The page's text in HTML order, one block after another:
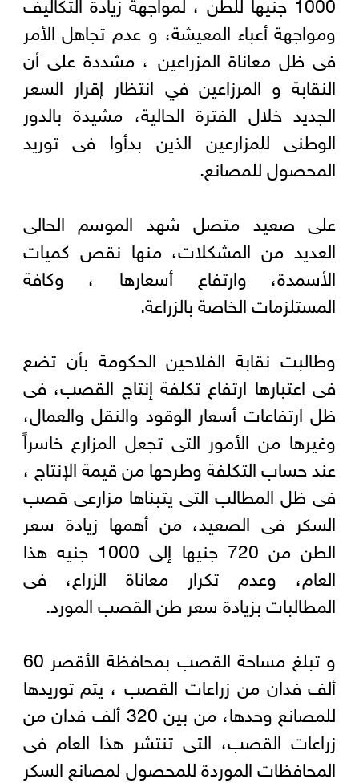
ومواجهة أعباء المعيشة، و عدم تجاهل الأمر
فى ظل معاناة المزراعين ، مشددة على أن
النقابة و المرزاعين في انتظار إقرار السعر
الجديد خلال الفترة الحالية، مشيدة بالدور
الوطنى للمزارعين الذين بدأوا فى توريد
المحصول للمصانع.
على صعيد متصل شهد الموسم الحالى
العديد من المشكلات، منها نقص كميات
الأسمدة، وارتفاع أسعارها ، وكافة
المستلزمات الخاصة بالزراعة.
وطالبت نقابة الفلاحين الحكومة بأن تضع
فى اعتبارها ارتفاع تكلفة إنتاج القصب، فى
ظل ارتفاعات أسعار الوقود والنقل والعمال،
وغيرها من الأمور التى تجعل المزارع خاسراً
عند حساب التكلفة وطرحها من قيمة الإنتاج ،
فى ظل المطالب التى يتبناها مزارعى قصب
السكر فى الصعيد، من أهمها زيادة سعر
الطن من 720 جنيها إلى 1000 جنيه هذا
العام، وعدم تكرار معاناة الزراع، فى
المطالبات بزيادة سعر طن القصب المورد.
و تبلغ مساحة القصب بمحافظة الأقصر 60
ألف فدان من زراعات القصب ، يتم توريدها
للمصانع وحدها، من بين 320 ألف فدان من
زراعات القصب، التى تنتشر هذا العام فى
المحافظات الموردة للمحصول لمصانع السكر